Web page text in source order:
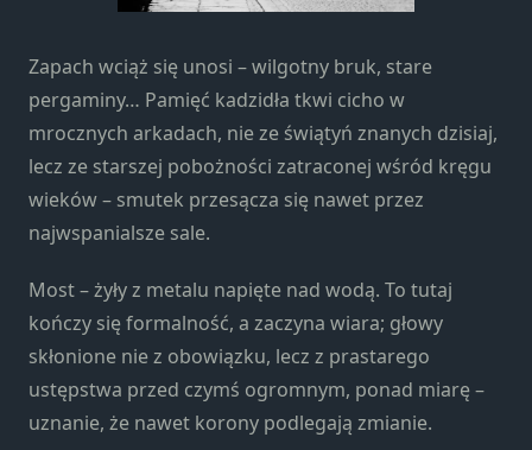
Zapach wciąż się unosi – wilgotny bruk, stare
pergaminy… Pamięć kadzidła tkwi cicho w
mrocznych arkadach, nie ze świątyń znanych dzisiaj,
lecz ze starszej pobożności zatraconej wśród kręgu
wieków – smutek przesącza się nawet przez
najwspanialsze sale.
Most – żyły z metalu napięte nad wodą. To tutaj
kończy się formalność, a zaczyna wiara; głowy
skłonione nie z obowiązku, lecz z prastarego
ustępstwa przed czymś ogromnym, ponad miarę –
uznanie, że nawet korony podlegają zmianie.
na podstawie
strona jest
używana.
Doświadczenie
Aby nasza
działała jak
najlepiej
podczas
twojego
przejścia na nią.
Jeśli odrzucisz te
pliki cookie,